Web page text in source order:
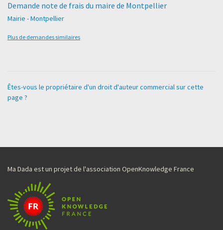
Demande note de frais du maire de Montpellier
Mairie - Montpellier
Plus de demandes similaires
Êtes-vous le propriétaire d'un droit d'auteur commercial sur cette
page ?
Ma Dada est un projet de l'association OpenKnowledge France